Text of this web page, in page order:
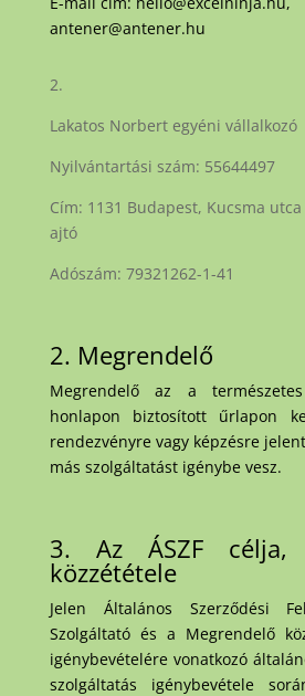
antener@antener.hu
2.
Lakatos Norbert egyéni vállalkozó
Nyilvántartási szám: 55644497
Cím: 1131 Budapest, Kucsma
ajtó
Adószám: 79321262-1-41
2. Megrendelő
Megrendelő az a
honlapon biztosított űrlapon
rendezvényre vagy képzésre
más szolgáltatást igénybe vesz.
3. Az ÁSZF célja,
közzététele
Jelen Általános Szerződési
Szolgáltató és a Megrendelő
igénybevételére vonatkozó
szolgáltatás igénybevétele